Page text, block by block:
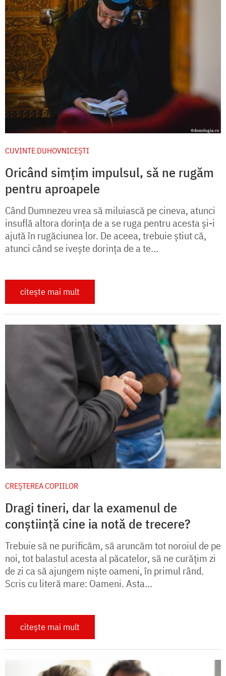
CUVINTE DUHOVNICEȘTI
Oricând simțim impulsul, să ne rugăm
pentru aproapele
Când Dumnezeu vrea să miluiască pe cineva, atunci
insuflă altora dorinţa de a se ruga pentru acesta şi-i
ajută în rugăciunea lor. De aceea, trebuie ştiut că,
atunci când se iveşte dorinţa de a te...
citește mai mult
CREŞTEREA COPIILOR
Dragi tineri, dar la examenul de
conștiință cine ia notă de trecere?
Trebuie să ne purificăm, să aruncăm tot noroiul de pe
noi, tot balastul acesta al păcatelor, să ne curățim zi
de zi ca să ajungem niște oameni, în primul rând.
Scris cu literă mare: Oameni. Asta...
citește mai mult